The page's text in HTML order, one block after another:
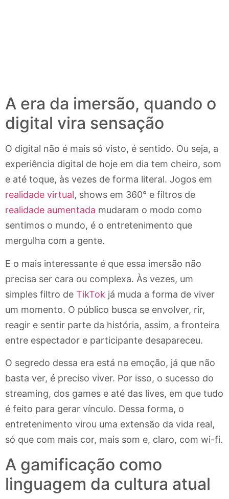
A era da imersão, quando o
digital vira sensação
O digital não é mais só visto, é sentido. Ou seja, a
experiência digital de hoje em dia tem cheiro, som
e até toque, às vezes de forma literal. Jogos em
realidade virtual, shows em 360° e filtros de
realidade aumentada mudaram o modo como
sentimos o mundo, é o entretenimento que
mergulha com a gente.
E o mais interessante é que essa imersão não
precisa ser cara ou complexa. Às vezes, um
simples filtro de TikTok já muda a forma de viver
um momento. O público busca se envolver, rir,
reagir e sentir parte da história, assim, a fronteira
entre espectador e participante desapareceu.
O segredo dessa era está na emoção, já que não
basta ver, é preciso viver. Por isso, o sucesso do
streaming, dos games e até das lives, em que tudo
é feito para gerar vínculo. Dessa forma, o
entretenimento virou uma extensão da vida real,
só que com mais cor, mais som e, claro, com wi-fi.
A gamificação como
linguagem da cultura atual